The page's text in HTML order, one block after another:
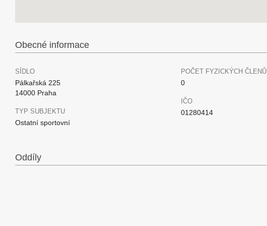
Obecné informace
SÍDLO
Pálkařská 225
14000 Praha
TYP SUBJEKTU
Ostatní sportovní
POČET FYZICKÝCH ČLENŮ
0
IČO
01280414
Oddíly